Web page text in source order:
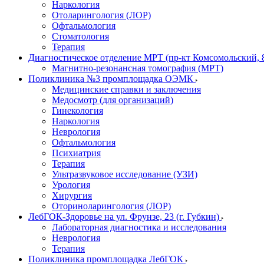
Наркология
Отоларингология (ЛОР)
Офтальмология
Стоматология
Терапия
Диагностическое отделение МРТ (пр-кт Комсомольский,
Магнитно-резонансная томография (МРТ)
Поликлиника №3 промплощадка ОЭМК
Медицинские справки и заключения
Медосмотр (для организаций)
Гинекология
Наркология
Неврология
Офтальмология
Психиатрия
Терапия
Ультразвуковое исследование (УЗИ)
Урология
Хирургия
Оториноларингология (ЛОР)
ЛебГОК-Здоровье на ул. Фрунзе, 23 (г. Губкин)
Лабораторная диагностика и исследования
Неврология
Терапия
Поликлиника промплощадка ЛебГОК